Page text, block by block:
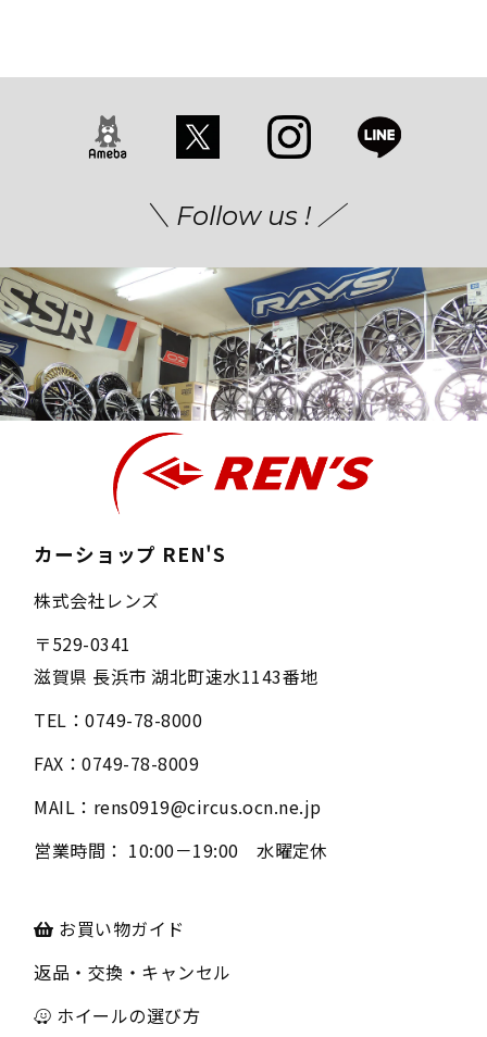
＼ Follow us ! ／
カーショップ REN'S
株式会社レンズ
〒529-0341
滋賀県 長浜市 湖北町速水1143番地
TEL：0749-78-8000
FAX：0749-78-8009
MAIL： rens0919@circus.ocn.ne.jp
営業時間： 10:00－19:00 水曜定休
お買い物ガイド
返品・交換・キャンセル
ホイールの選び方